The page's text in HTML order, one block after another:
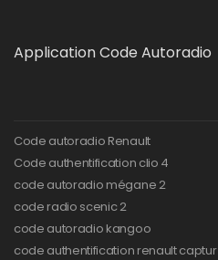
Application Code Autoradio
Code autoradio Renault
Code authentification clio 4
code autoradio mégane 2
code radio scenic 2
code autoradio kangoo
code authentification renault captur